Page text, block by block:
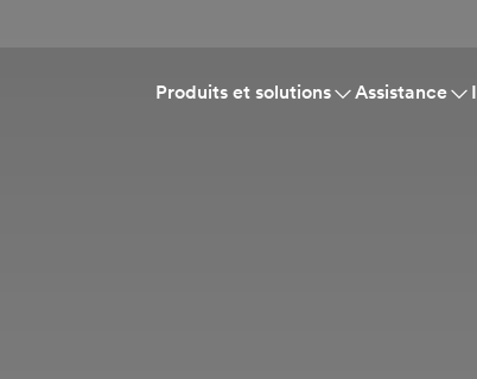
Produits et solutions Assistance